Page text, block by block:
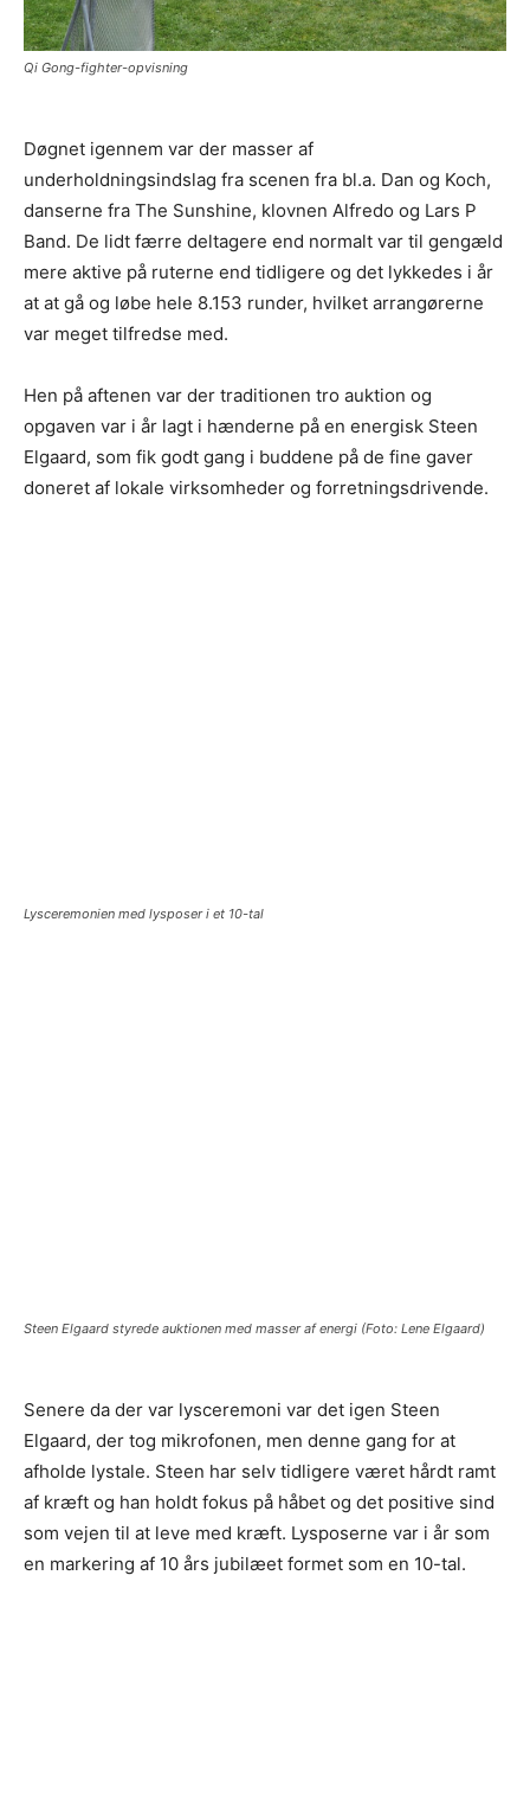
Qi Gong-fighter-opvisning
Døgnet igennem var der masser af
underholdningsindslag fra scenen fra bl.a. Dan og Koch,
danserne fra The Sunshine, klovnen Alfredo og Lars P
Band. De lidt færre deltagere end normalt var til gengæld
mere aktive på ruterne end tidligere og det lykkedes i år
at at gå og løbe hele 8.153 runder, hvilket arrangørerne
var meget tilfredse med.
Hen på aftenen var der traditionen tro auktion og
opgaven var i år lagt i hænderne på en energisk Steen
Elgaard, som fik godt gang i buddene på de fine gaver
doneret af lokale virksomheder og forretningsdrivende.
Steen Elgaard styrede auktionen med masser af energi (Foto: Lene Elgaard)
Lysceremonien med lysposer i et 10-tal
Senere da der var lysceremoni var det igen Steen
Elgaard, der tog mikrofonen, men denne gang for at
afholde lystale. Steen har selv tidligere været hårdt ramt
af kræft og han holdt fokus på håbet og det positive sind
som vejen til at leve med kræft. Lysposerne var i år som
en markering af 10 års jubilæet formet som en 10-tal.